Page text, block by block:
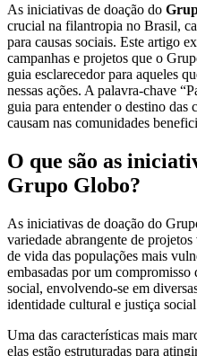
As iniciativas de doação do
crucial na filantropia no Brasil,
para causas sociais. Este artigo
campanhas e projetos que o
guia esclarecedor para aqueles
nessas ações. A palavra-chave
guia para entender o destino das
causam nas comunidades
O que são as
Grupo Globo?
As iniciativas de doação do
variedade abrangente de
de vida das populações mais
embasadas por um
social, envolvendo-se em
identidade cultural e justiça
Uma das características mais
elas estão estruturadas para